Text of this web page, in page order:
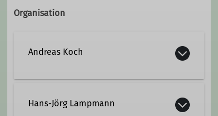
Organisation
Andreas Koch
Hans-Jörg Lampmann